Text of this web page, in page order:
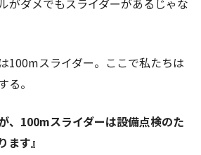
100mスライダー。ここで私たちは
る。
、100mスライダーは設備点検のた
す』